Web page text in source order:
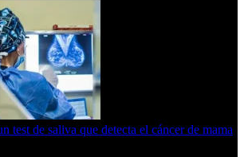
test de saliva que detecta el cáncer de mama